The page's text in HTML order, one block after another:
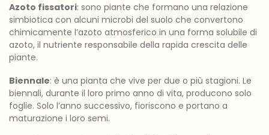
Azoto fissatori: sono piante che formano una relazione
simbiotica con alcuni microbi del suolo che convertono
chimicamente l’azoto atmosferico in una forma solubile di
azoto, il nutriente responsabile della rapida crescita delle
piante.
Biennale: è una pianta che vive per due o più stagioni. Le
biennali, durante il loro primo anno di vita, producono solo
foglie. Solo l’anno successivo, fioriscono e portano a
maturazione i loro semi.